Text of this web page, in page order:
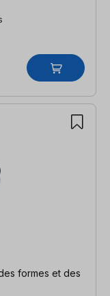
formes et des